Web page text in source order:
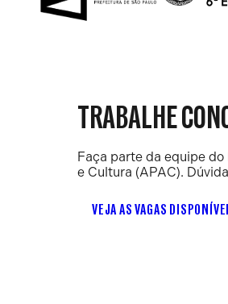
TRABALHE
Faça parte da equipe
e Cultura (APAC).
VEJA AS VAGAS